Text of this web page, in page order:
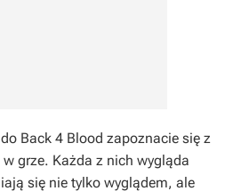
Back 4 Blood zapoznacie się z
grze. Każda z nich wygląda
się nie tylko wyglądem, ale